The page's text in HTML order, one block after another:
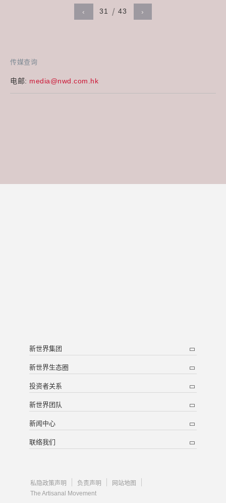
传媒查询
电邮: media@nwd.com.hk
‹ 31 43 ›
新世界集团
新世界生态圈
投资者关系
新世界团队
新闻中心
联络我们
私隐政策声明 负责声明
网站地图
The Artisanal Movement